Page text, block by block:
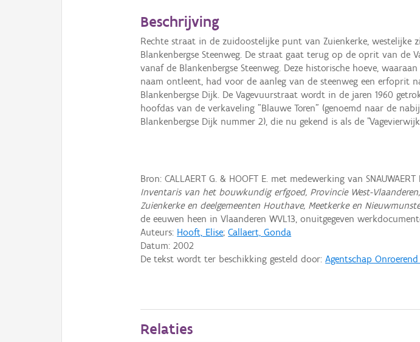
Beschrijving
Rechte straat in de zuidoostelijke punt van Zuienkerke, westelijke
Blankenbergse Steenweg. De straat gaat terug op de oprit van de
vanaf de Blankenbergse Steenweg. Deze historische hoeve,
naam ontleent, had voor de aanleg van de steenweg een erfoprit
Blankenbergse Dijk. De Vagevuurstraat wordt in de jaren 1960
hoofdas van de verkaveling "Blauwe Toren" (genoemd naar de
Blankenbergse Dijk nummer 2), die nu gekend is als de
Bron: CALLAERT G. & HOOFT E. met medewerking van SNAUWAERT
Inventaris van het bouwkundig erfgoed, Provincie West-
Zuienkerke en deelgemeenten Houthave, Meetkerke en
de eeuwen heen in Vlaanderen WVL13, onuitgegeven
Auteurs: Hooft, Elise;Callaert, Gonda
Datum:2002
De tekst wordt ter beschikking gesteld door:Agentschap Onroerend
Relaties